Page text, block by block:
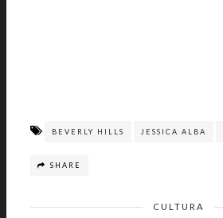
BEVERLY HILLS JESSICA ALBA
SHARE
CULTURA